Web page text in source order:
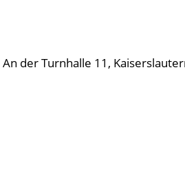
der Turnhalle 11,